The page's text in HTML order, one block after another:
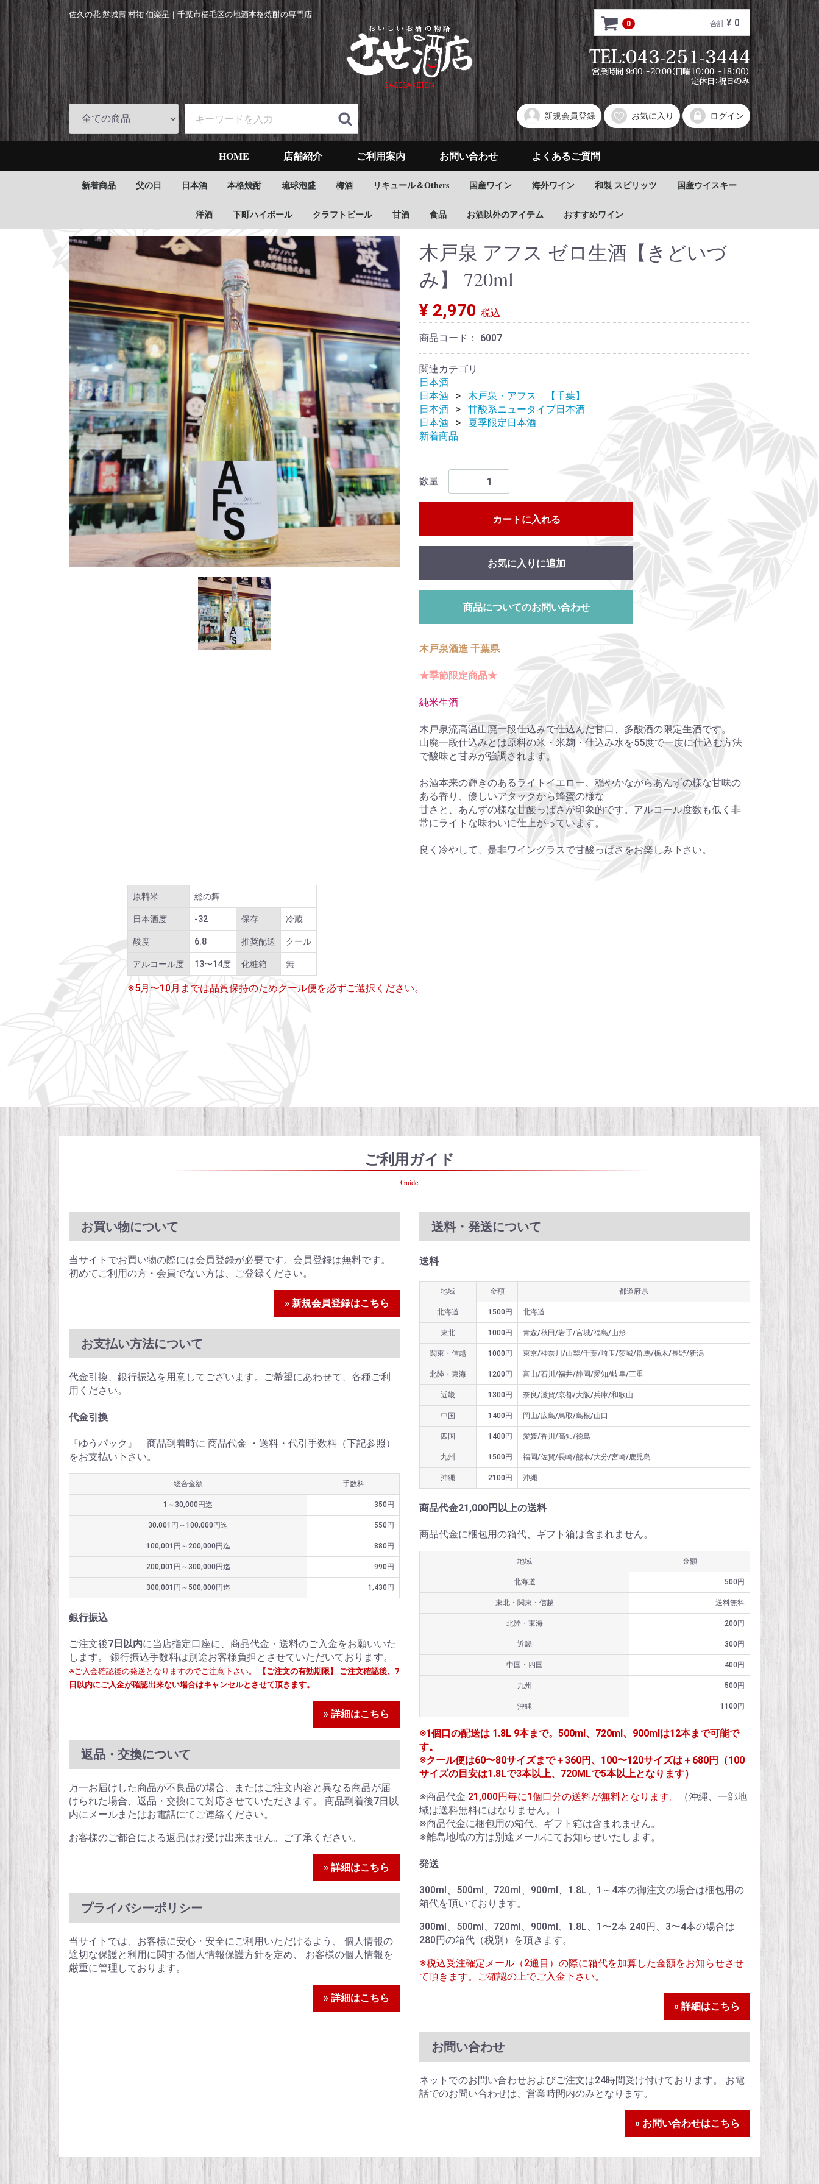
佐久の花 磐城壽 村祐 伯楽星｜ 千葉市稲毛区の地酒本格焼酎の専門店
0 合計 ¥ 0
新規会員登録 お気に入り ログイン
HOME 店舗紹介 ご利用案内 お問い合わせ よくあるご質問
新着商品 父の日 日本酒 本格焼酎 琉球泡盛 梅酒 リキュール＆Others 国産ワイン 海外ワイン 和製 スピリッツ 国産ウイスキー
洋酒 下町ハイボール クラフトビール 甘酒 食品 お酒以外のアイテム おすすめワイン
木戸泉 アフス ゼロ生酒【きどいづ
み】 720ml
¥ 2,970 税込
商品コード： 6007
関連カテゴリ
日本酒
日本酒
木戸泉・アフス 【千葉】
日本酒
甘酸系ニュータイプ日本酒
日本酒
夏季限定日本酒
新着商品
数量
カートに入れる
お気に入りに追加
商品についてのお問い合わせ
木戸泉酒造 千葉県
★季節限定商品★
純米生酒
木戸泉流高温山廃一段仕込みで仕込んだ甘口、多酸酒の限定生酒です。
山廃一段仕込みとは原料の米・米麹・仕込み水を55度で一度に仕込む方法
で酸味と甘みが強調されます。
お酒本来の輝きのあるライトイエロー、穏やかながらあんずの様な甘味の
ある香り、優しいアタックから蜂蜜の様な
甘さと、あんずの様な甘酸っぱさが印象的です。アルコール度数も低く非
常にライトな味わいに仕上がっています。
良く冷やして、是非ワイングラスで甘酸っぱさをお楽しみ下さい。
原料米 総の舞
日本酒度 -32 保存 冷蔵
酸度 6.8 推奨配送 クール
アルコール度 13〜14度 化粧箱 無
※5月〜10月までは品質保持のためクール便を必ずご選択ください。
ご利用ガイド
Guide
お買い物について
当サイトでお買い物の際には会員登録が必要です。会員登録は無料です。
初めてご利用の方・会員でない方は、ご登録ください。
» 新規会員登録はこちら
お支払い方法について
代金引換、銀行振込を用意してございます。ご希望にあわせて、各種ご利
用ください。
代金引換
『ゆうパック』 商品到着時に 商品代金 ・送料・代引手数料（下記参照）
をお支払い下さい。
総合金額 手数料
1～30,000円迄 350円
30,001円～100,000円迄 550円
100,001円～200,000円迄 880円
200,001円～300,000円迄 990円
300,001円～500,000円迄 1,430円
銀行振込
ご注文後7日以内に当店指定口座に、商品代金・送料のご入金をお願いいた
します。 銀行振込手数料は別途お客様負担とさせていただいております。
※ご入金確認後の発送となりますのでご注意下さい。
【ご注文の有効期限】 ご注文確認後、7
日以内にご入金が確認出来ない場合はキャンセルとさせて頂きます。
» 詳細はこちら
返品・交換について
万一お届けした商品が不良品の場合、またはご注文内容と異なる商品が届
けられた場合、返品・交換にて対応させていただきます。 商品到着後7日以
内にメールまたはお電話にてご連絡ください。
お客様のご都合による返品はお受け出来ません。ご了承ください。
» 詳細はこちら
プライバシーポリシー
当サイトでは、お客様に安心・安全にご利用いただけるよう、 個人情報の
適切な保護と利用に関する個人情報保護方針を定め、 お客様の個人情報を
厳重に管理しております。
» 詳細はこちら
送料・発送について
送料
地域 金額 都道府県
北海道 1500円 北海道
東北 1000円 青森/秋田/岩手/宮城/福島/山形
関東・信越 1000円 東京/神奈川/山梨/千葉/埼玉/茨城/群馬/栃木/長野/新潟
北陸・東海 1200円 富山/石川/福井/静岡/愛知/岐阜/三重
近畿 1300円 奈良/滋賀/京都/大阪/兵庫/和歌山
中国 1400円 岡山/広島/鳥取/島根/山口
四国 1400円 愛媛/香川/高知/徳島
九州 1500円 福岡/佐賀/長崎/熊本/大分/宮崎/鹿児島
沖縄 2100円 沖縄
商品代金21,000円以上の送料
商品代金に梱包用の箱代、ギフト箱は含まれません。
地域 金額
北海道 500円
東北・関東・信越 送料無料
北陸・東海 200円
近畿 300円
中国・四国 400円
九州 500円
沖縄 1100円
※1個口の配送は 1.8L 9本まで。500ml、720ml、900mlは12本まで可能で
す。
※クール便は60〜80サイズまで＋360円、100〜120サイズは＋680円（100
サイズの目安は1.8Lで3本以上、720MLで5本以上となります）
※商品代金 21,000円毎に1個口分の送料が無料となります。
（沖縄、一部地
域は送料無料にはなりません。）
※商品代金に梱包用の箱代、ギフト箱は含まれません。
※離島地域の方は別途メールにてお知らせいたします。
発送
300ml、500ml、720ml、900ml、1.8L、1～4本の御注文の場合は梱包用の
箱代を頂いております。
300ml、500ml、720ml、900ml、1.8L、1〜2本 240円、3〜4本の場合は
280円の箱代（税別）を頂きます。
※税込受注確定メール（2通目）の際に箱代を加算した金額をお知らせさせ
て頂きます。ご確認の上でご入金下さい。
» 詳細はこちら
お問い合わせ
ネットでのお問い合わせおよびご注文は24時間受け付けております。 お電
話でのお問い合わせは、営業時間内のみとなります。
» お問い合わせはこちら